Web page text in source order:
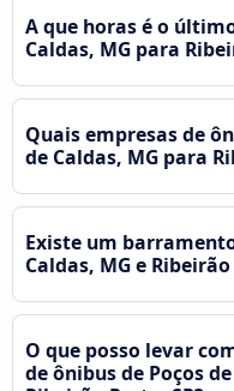
A que horas é o
Caldas, MG para
Quais empresas de
de Caldas, MG para
Existe um
Caldas, MG e
O que posso levar
de ônibus de Poços